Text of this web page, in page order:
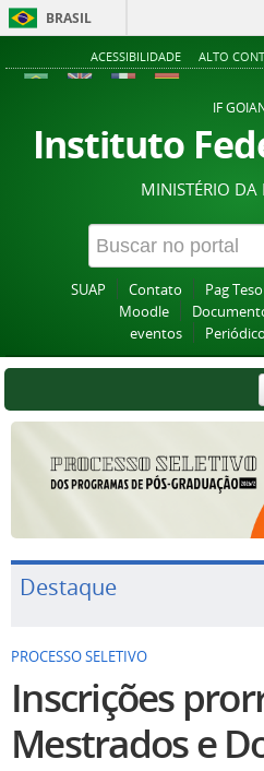
BRASIL
ACESSIBILIDADE ALTO
IF
Instituto
MINISTÉRIO DA
SUAP Contato Pag
Moodle
eventos
Destaque
PROCESSO SELETIVO
Inscrições
Mestrados e